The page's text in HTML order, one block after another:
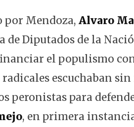
Mendoza, Alvaro
de Diputados de la
el populismo
escuchaban
peronistas para
, en primera